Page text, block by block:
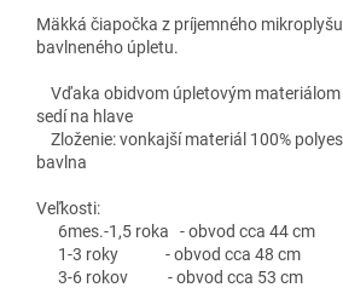
Mäkká čiapočka z príjemného
bavlneného úpletu.
Vďaka obidvom úpletovým materiálom
sedí na hlave
Zloženie: vonkajší materiál 100%
bavlna
Veľkosti:
6mes.-1,5 roka - obvod cca 44 cm
1-3 roky - obvod cca 48 cm
3-6 rokov - obvod cca 53 cm